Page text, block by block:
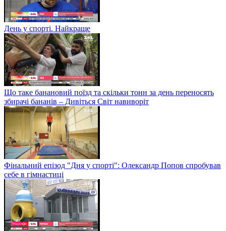
День у спорті. Найкраще
Що таке банановий поїзд та скільки тонн за день переносять
збирачі бананів – Дивіться Світ навиворіт
Фінальний епізод "Дня у спорті": Олександр Попов спробував
себе в гімнастиці